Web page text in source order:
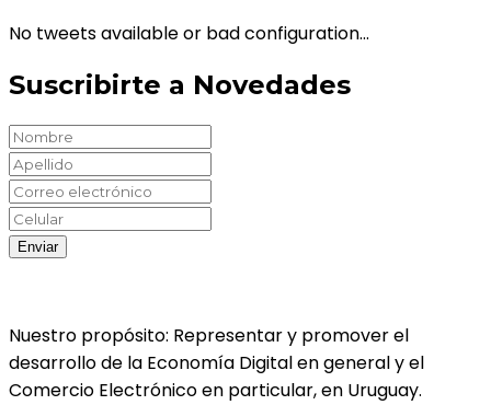
No tweets available or bad configuration...
Suscribirte a Novedades
Nuestro propósito: Representar y promover el
desarrollo de la Economía Digital en general y el
Comercio Electrónico en particular, en Uruguay.